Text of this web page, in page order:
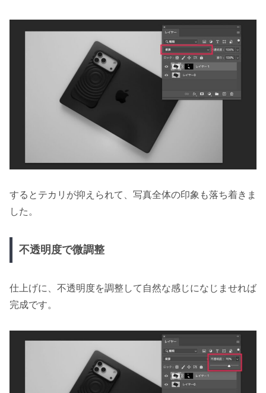
するとテカリが抑えられて、写真全体の印象も落ち着きま
した。
不透明度で微調整
仕上げに、不透明度を調整して自然な感じになじませれば
完成です。